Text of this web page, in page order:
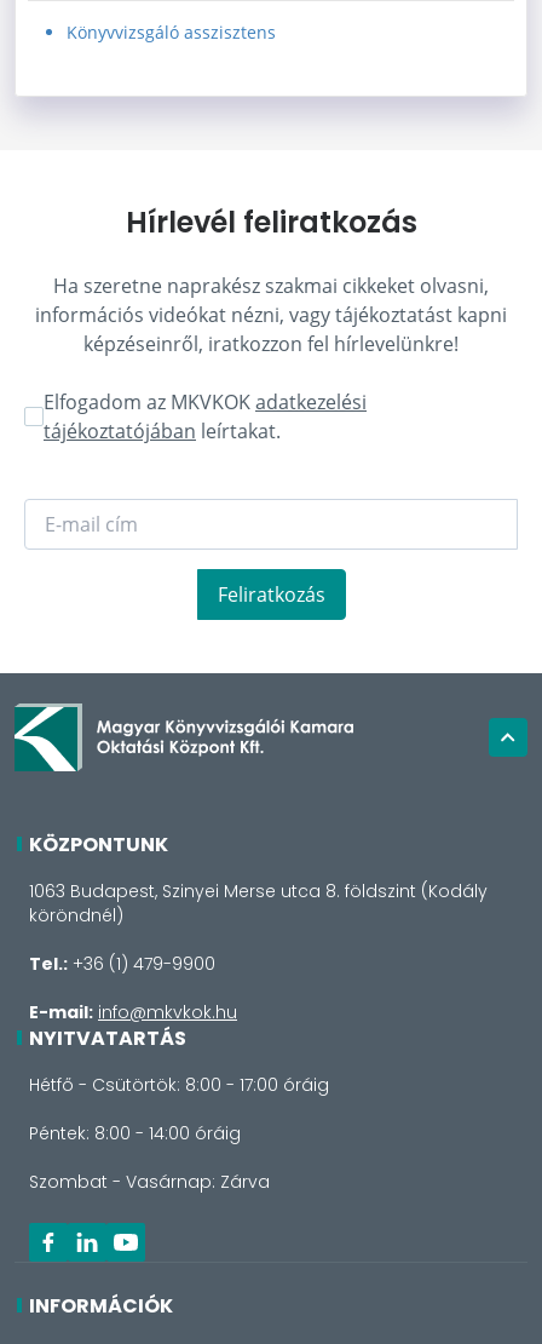
Könyvvizsgáló asszisztens
Hírlevél feliratkozás
Ha szeretne naprakész szakmai cikkeket olvasni,
információs videókat nézni, vagy tájékoztatást kapni
képzéseinről, iratkozzon fel hírlevelünkre!
Elfogadom az MKVKOKadatkezelési
tájékoztatójában leírtakat.
Feliratkozás
KÖZPONTUNK
1063 Budapest, Szinyei Merse utca 8. földszint (Kodály
köröndnél)
Tel.: +36 (1) 479-9900
E-mail: info@mkvkok.hu
NYITVATARTÁS
Hétfő - Csütörtök: 8:00 - 17:00 óráig
Péntek: 8:00 - 14:00 óráig
Szombat - Vasárnap: Zárva
INFORMÁCIÓK